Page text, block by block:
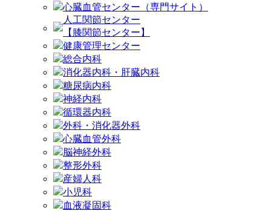
心臓血管センター（専門サイト）
人工関節センター
【膝関節センター】
健康管理センター
総合内科
消化器内科・肝臓内科
糖尿病内科
神経内科
循環器内科
外科・消化器外科
心臓血管外科
脳神経外科
整形外科
産婦人科
小児科
血液凝固科